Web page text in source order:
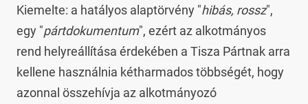
Kiemelte: a hatályos alaptörvény "hibás, rossz",
egy "pártdokumentum", ezért az alkotmányos
rend helyreállítása érdekében a Tisza Pártnak arra
kellene használnia kétharmados többségét, hogy
azonnal összehívja az alkotmányozó